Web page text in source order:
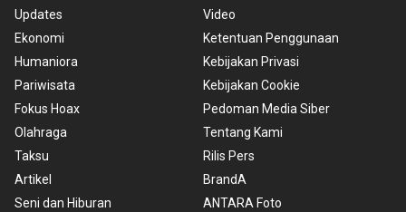
Updates
Ekonomi
Humaniora
Pariwisata
Fokus Hoax
Olahraga
Taksu
Artikel
Seni dan Hiburan
Video
Ketentuan Penggunaan
Kebijakan Privasi
Kebijakan Cookie
Pedoman Media Siber
Tentang Kami
Rilis Pers
BrandA
ANTARA Foto